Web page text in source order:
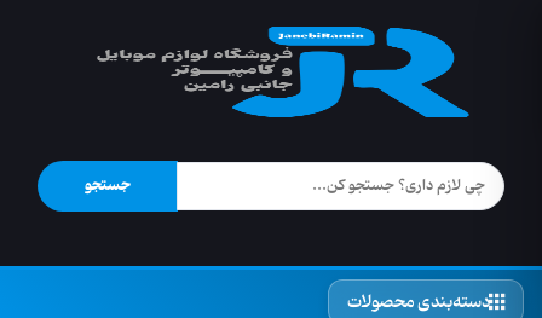
جستجو
دسته‌بندی محصولات